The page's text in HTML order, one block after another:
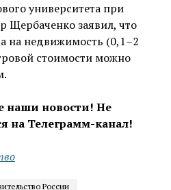
университета при
Щербаченко заявил, что
на недвижимость (0,1–2
стоимости можно
наши новости! Не
на Телеграмм-канал!
России